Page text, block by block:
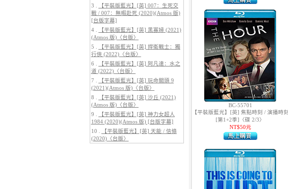
【平裝版藍光】[英] 阿凡達3：火
與燼 (2025)(Atmos 版)〈台版〉
3 .
【平裝版藍光】[英] 007：生死交
戰 / 007：無暇赴死 (2020)(Atmos 版)
[台版字幕]
4 .
【平裝版藍光】[英] 黑寡婦 (2021)
(Atmos 版)〈台版〉
5 .
【平裝版藍光】[英] 捍衛戰士：獨
行俠 (2022)〈台版〉
6 .
【平裝版藍光】[英] 阿凡達：水之
道 (2022)〈台版〉
7 .
【平裝版藍光】[英] 玩命關頭 9
(2021)(Atmos 版)〈台版〉
8 .
【平裝版藍光】[英] 沙丘 (2021)
(Atmos 版)〈台版〉
9 .
【平裝版藍光】[英] 神力女超人
1984 (2020)(Atmos 版) [台版字幕]
10 .
【平裝版藍光】[英] 天能 / 信條
(2020)〈台版〉
BC-55701
【平裝版藍光】[英] 焦點時刻 / 演播時刻
[第1+2季]〈碟 2/3〉
NT$50元